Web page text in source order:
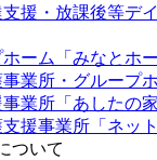
支援・放課後等デ
ーム「みなとホー
業所・グループ
業所「あしたの家
援事業所「ネッ
ついて